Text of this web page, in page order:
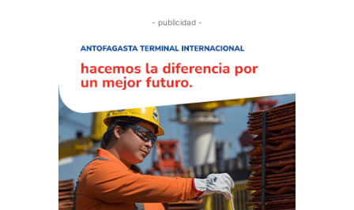
- publicidad -